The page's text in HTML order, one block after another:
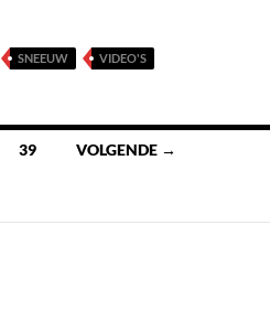
SNEEUW VIDEO'S
39 VOLGENDE →